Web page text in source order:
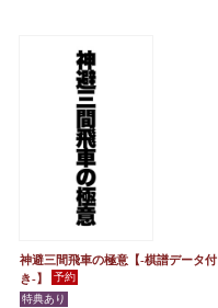
神避三間飛車の極意【-棋譜データ付
き-】